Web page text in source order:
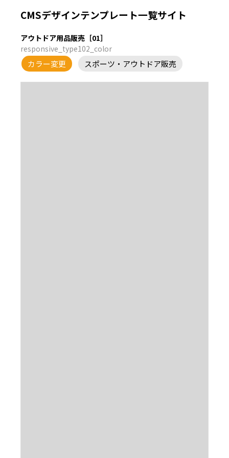
CMSデザインテンプレート一覧サイト
アウトドア用品販売［01］
responsive_type102_color
スポーツ・アウトドア販売
カラー変更